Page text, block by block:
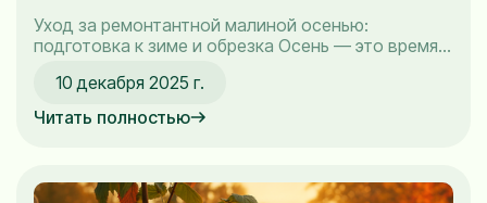
Уход за ремонтантной малиной осенью:
подготовка к зиме и обрезка Осень — это время
любимицей, ремонтантной малиной. Здесь важно
не только убрать лишние побеги, но и
подготовить кусты к зимним холодам, чтобы
10 декабря 2025 г.
Читать полностью